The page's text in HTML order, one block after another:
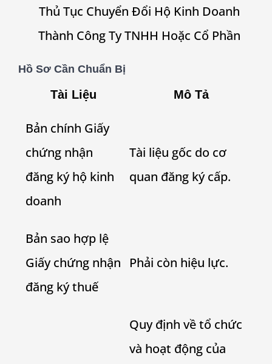
Thủ Tục Chuyển Đổi Hộ Kinh Doanh
Thành Công Ty TNHH Hoặc Cổ Phần
Hồ Sơ Cần Chuẩn Bị
Tài Liệu Mô Tả
Bản chính Giấy
chứng nhận
đăng ký hộ kinh
doanh
Tài liệu gốc do cơ
quan đăng ký cấp.
Bản sao hợp lệ
Giấy chứng nhận
đăng ký thuế
Phải còn hiệu lực.
Quy định về tổ chức
và hoạt động của